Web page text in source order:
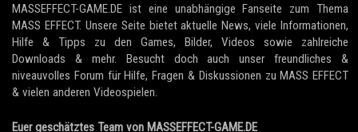
MASSEFFECT-GAME.DE ist eine unabhängige Fanseite zum Thema
MASS EFFECT. Unsere Seite bietet aktuelle News, viele Informationen,
Hilfe & Tipps zu den Games, Bilder, Videos sowie zahlreiche
Downloads & mehr. Besucht doch auch unser freundliches &
niveauvolles Forum für Hilfe, Fragen & Diskussionen zu MASS EFFECT
& vielen anderen Videospielen.
Euer geschätztes Team von MASSEFFECT-GAME.DE